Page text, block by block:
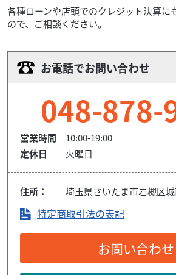
各種ローンや店頭でのクレジット決算に
ので、ご相談ください。
お電話でお問い合わせ
048-878-
営業時間
10:00-19:00
定休日
火曜日
住所： 埼玉県さいたま市岩槻区
特定商取引法の表記
お問い合わせ